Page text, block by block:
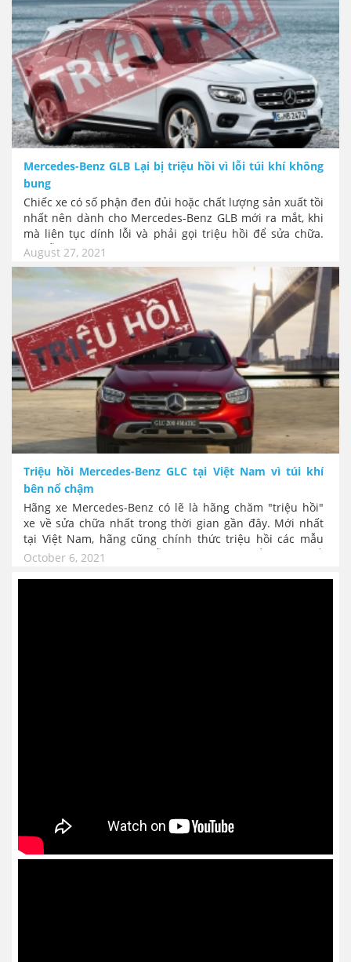
Mercedes-Benz GLB Lại bị triệu hồi vì lỗi túi khí không
bung
Chiếc xe có số phận đen đủi hoặc chất lượng sản xuất tồi
nhất nên dành cho Mercedes-Benz GLB mới ra mắt, khi
mà liên tục dính lỗi và phải gọi triệu hồi để sửa chữa.
Hết lỗi rơi cánh gió đuôi, bục ống thông hơi bình nhiên
liệu, cháy ổ cắm điện, đến nước lọt vào khoang lái khiến
mất điện bảng đồng hồ, chết máy, lỗi khiến túi khí hành
khách phía trước bị rách khi hoạt động, lỗi túi khí rèm
không bung…, Mới đây Mercedes-Benz GLB tại Mỹ lại
tiếp tục bị triệu hồi vì phần mềm khiến cả hệ thống túi
khí không hoạt động.
August 27, 2021
Triệu hồi Mercedes-Benz GLC tại Việt Nam vì túi khí
bên nổ chậm
Hãng xe Mercedes-Benz có lẽ là hãng chăm "triệu hồi"
xe về sửa chữa nhất trong thời gian gần đây. Mới nhất
tại Việt Nam, hãng cũng chính thức triệu hồi các mẫu
Mercedes-Benz GLC với lỗi túi khí bên có thể chậm... nổ,
October 6, 2021